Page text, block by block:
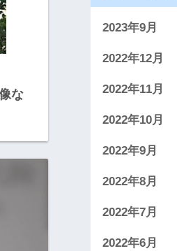
な
2023年9月
2022年12月
2022年11月
2022年10月
2022年9月
2022年8月
2022年7月
2022年6月